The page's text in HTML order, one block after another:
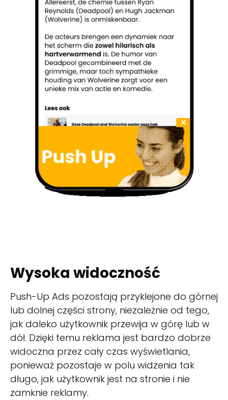
Wysoka widoczność
Push-Up Ads pozostają przyklejone do górnej
lub dolnej części strony, niezależnie od tego,
jak daleko użytkownik przewija w górę lub w
dół. Dzięki temu reklama jest bardzo dobrze
widoczna przez cały czas wyświetlania,
ponieważ pozostaje w polu widzenia tak
długo, jak użytkownik jest na stronie i nie
zamknie reklamy.